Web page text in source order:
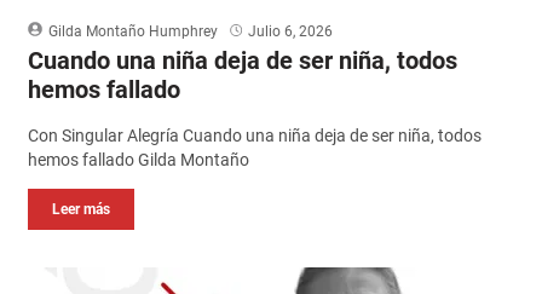
Gilda Montaño Humphrey Julio 6, 2026
Cuando una niña deja de ser niña, todos
hemos fallado
Con Singular Alegría Cuando una niña deja de ser niña, todos
hemos fallado Gilda Montaño
Leer más